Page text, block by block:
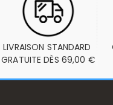
LIVRAISON STANDARD
GRATUITE DÈS 69,00 €